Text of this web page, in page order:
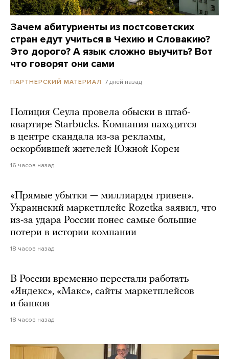
Зачем абитуриенты из постсоветских
стран едут учиться в Чехию и Словакию?
Это дорого? А язык сложно выучить? Вот
что говорят они сами
ПАРТНЕРСКИЙ МАТЕРИАЛ 7 дней назад
Полиция Сеула провела обыски в штаб-
квартире Starbucks. Компания находится
в центре скандала из-за рекламы,
оскорбившей жителей Южной Кореи
16 часов назад
«Прямые убытки — миллиарды гривен».
Украинский маркетплейс Rozetka заявил, что
из-за удара России понес самые большие
потери в истории компании
18 часов назад
В России временно перестали работать
«Яндекс», «Макс», сайты маркетплейсов
и банков
18 часов назад